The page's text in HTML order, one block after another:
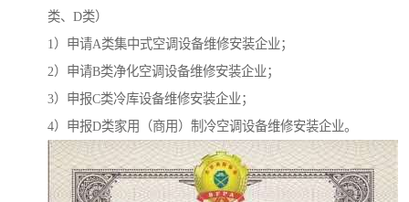
类、D类）
1）申请A类集中式空调设备维修安装企业；
2）申请B类净化空调设备维修安装企业；
3）申报C类冷库设备维修安装企业；
4）申报D类家用（商用）制冷空调设备维修安装企业。